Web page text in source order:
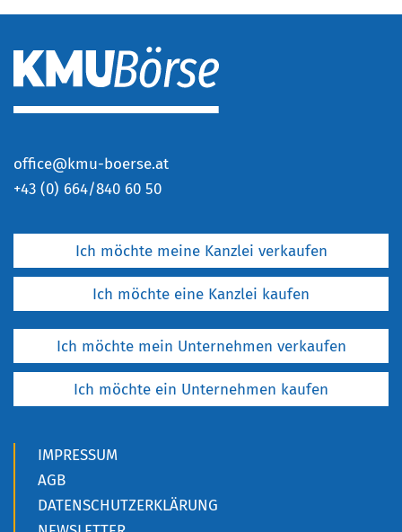
office@kmu-boerse.at
+43 (0) 664/840 60 50
Ich möchte meine Kanzlei verkaufen
Ich möchte eine Kanzlei kaufen
Ich möchte mein Unternehmen verkaufen
Ich möchte ein Unternehmen kaufen
IMPRESSUM
AGB
DATENSCHUTZERKLÄRUNG